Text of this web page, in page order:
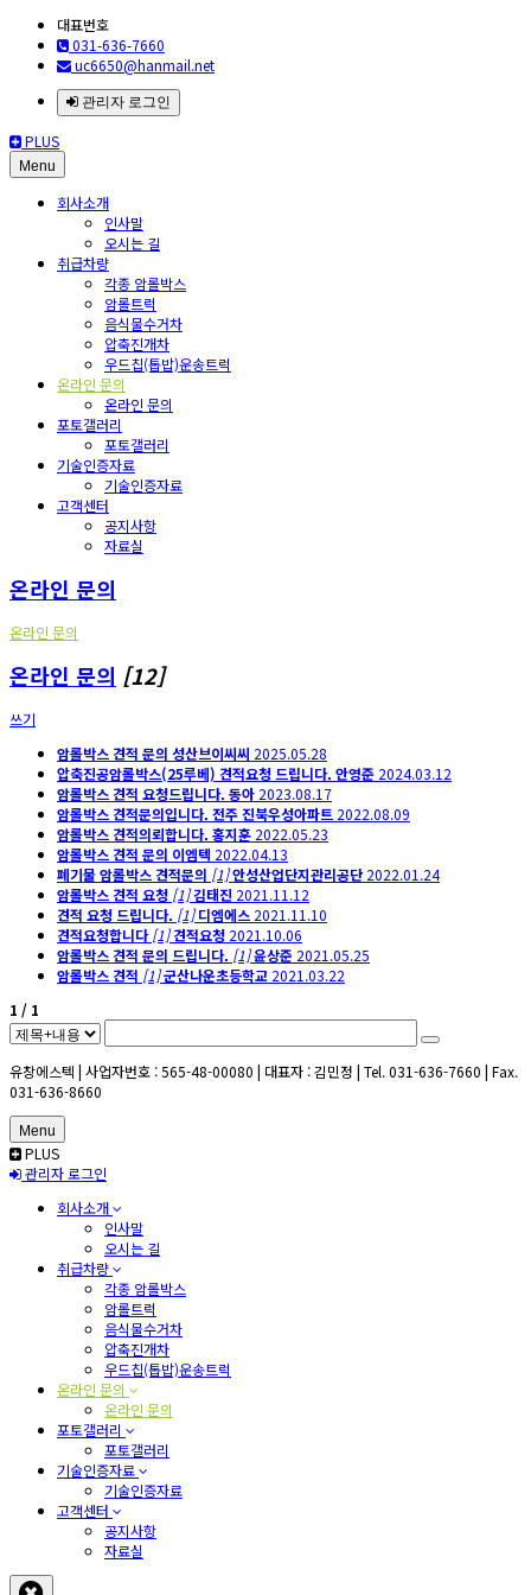
대표번호
031-636-7660
uc6650@hanmail.net
관리자 로그인
PLUS
Menu
회사소개
인사말
오시는 길
취급차량
각종 암롤박스
암롤트럭
음식물수거차
압축진개차
우드칩(톱밥)운송트럭
온라인 문의
온라인 문의
포토갤러리
포토갤러리
기술인증자료
기술인증자료
고객센터
공지사항
자료실
온라인 문의
온라인 문의
온라인 문의 [12]
쓰기
암롤박스 견적 문의 성산브이씨씨 2025.05.28
압축진공암롤박스(25루베) 견적요청 드립니다. 안영준 2024.03.12
암롤박스 견적 요청드립니다. 동아 2023.08.17
암롤박스 견적문의입니다. 전주 진북우성아파트 2022.08.09
암롤박스 견적의뢰합니다. 홍지훈 2022.05.23
암롤박스 견적 문의 이엠텍 2022.04.13
폐기물 암롤박스 견적문의 [1]안성산업단지관리공단 2022.01.24
암롤박스 견적 요청 [1]김태진 2021.11.12
견적 요청 드립니다. [1] 디엠에스 2021.11.10
견적요청합니다 [1] 견적요청 2021.10.06
암롤박스 견적 문의 드립니다. [1]윤상준 2021.05.25
암롤박스 견적 [1]군산나운초등학교 2021.03.22
1 / 1
유창에스텍 | 사업자번호 : 565-48-00080 | 대표자 : 김민정 | Tel. 031-636-7660 | Fax.
031-636-8660
Menu
PLUS
관리자 로그인
회사소개
인사말
오시는 길
취급차량
각종 암롤박스
암롤트럭
음식물수거차
압축진개차
우드칩(톱밥)운송트럭
온라인 문의
온라인 문의
포토갤러리
포토갤러리
기술인증자료
기술인증자료
고객센터
공지사항
자료실